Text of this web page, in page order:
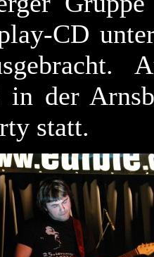
CD
in der
statt.